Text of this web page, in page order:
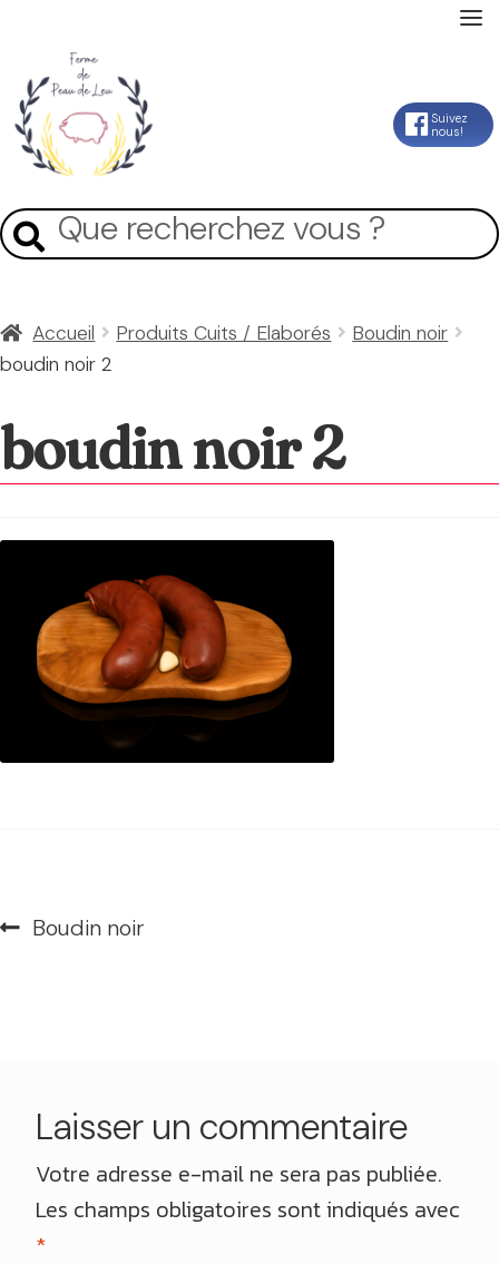
Aller
navigation
Aller
Suivez
nous!
Mon Compte
Recherche
pour :
Recherche
Accueil Produits Cuits / Elaborés
Boudin noir
boudin noir 2
boudin noir 2
Navigation
Article
Boudin noir
Laisser un commentaire
Votre adresse e-mail ne sera pas publiée.
Les champs obligatoires sont indiqués avec
*